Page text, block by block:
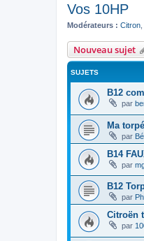
Vos 10HP
Modérateurs : Citron
Nouveau sujet
SUJETS
B12
par
Ma
par
B14
par
B12
par
Citroën
par